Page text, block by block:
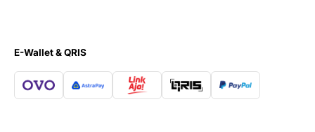
E-Wallet & QRIS